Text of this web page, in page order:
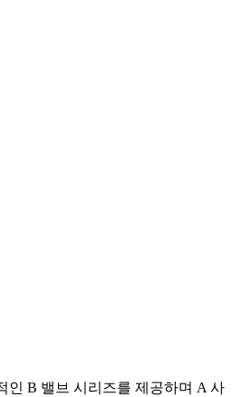
인 B 밸브 시리즈를 제공하며 A 사